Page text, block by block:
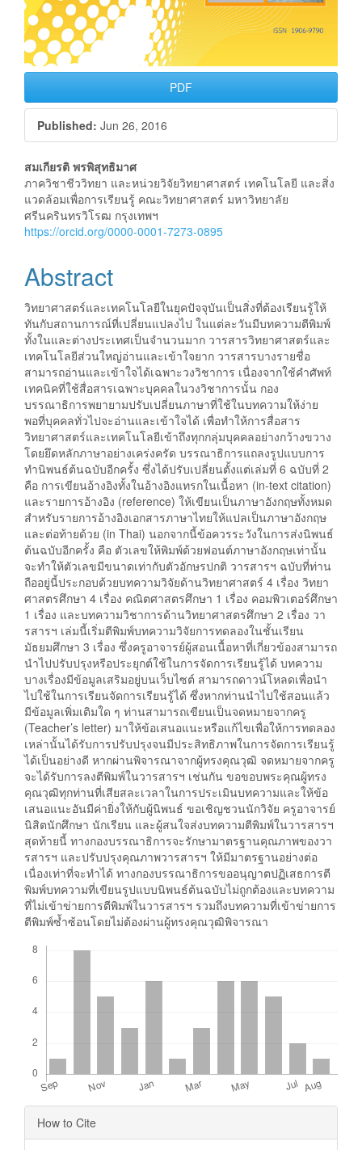
PDF
Published: Jun 26, 2016
Main
Article
Content
สมเกียรติ พรพิสุทธิมาศ
ภาควิชาชีววิทยา และหน่วยวิจัยวิทยาศาสตร์ เทคโนโลยี และสิ่ง
แวดล้อมเพื่อการเรียนรู้ คณะวิทยาศาสตร์ มหาวิทยาลัย
ศรีนครินทรวิโรฒ กรุงเทพฯ
https://orcid.org/0000-0001-7273-0895
Abstract
วิทยาศาสตร์และเทคโนโลยีในยุคปัจจุบันเป็นสิ่งที่ต้องเรียนรู้ให้
ทันกับสถานการณ์ที่เปลี่ยนแปลงไป ในแต่ละวันมีบทความตีพิมพ์
ทั้งในและต่างประเทศเป็นจำนวนมาก วารสารวิทยาศาสตร์และ
เทคโนโลยีส่วนใหญ่อ่านและเข้าใจยาก วารสารบางรายชื่อ
สามารถอ่านและเข้าใจได้เฉพาะวงวิชาการ เนื่องจากใช้คำศัพท์
เทคนิคที่ใช้สื่อสารเฉพาะบุคคลในวงวิชาการนั้น กอง
บรรณาธิการพยายามปรับเปลี่ยนภาษาที่ใช้ในบทความให้ง่าย
พอที่บุคคลทั่วไปจะอ่านและเข้าใจได้ เพื่อทำให้การสื่อสาร
วิทยาศาสตร์และเทคโนโลยีเข้าถึงทุกกลุ่มบุคคลอย่างกว้างขวาง
โดยยึดหลักภาษาอย่างเคร่งครัด บรรณาธิการแถลงรูปแบบการ
ทำนิพนธ์ต้นฉบับอีกครั้ง ซึ่งได้ปรับเปลี่ยนตั้งแต่เล่มที่ 6 ฉบับที่ 2
คือ การเขียนอ้างอิงทั้งในอ้างอิงแทรกในเนื้อหา (in-text citation)
และรายการอ้างอิง (reference) ให้เขียนเป็นภาษาอังกฤษทั้งหมด
สำหรับรายการอ้างอิงเอกสารภาษาไทยให้แปลเป็นภาษาอังกฤษ
และต่อท้ายด้วย (in Thai) นอกจากนี้ข้อควรระวังในการส่งนิพนธ์
ต้นฉบับอีกครั้ง คือ ตัวเลขให้พิมพ์ด้วยฟอนต์ภาษาอังกฤษเท่านั้น
จะทำให้ตัวเลขมีขนาดเท่ากับตัวอักษรปกติ วารสารฯ ฉบับที่ท่าน
ถืออยู่นี้ประกอบด้วยบทความวิจัยด้านวิทยาศาสตร์ 4 เรื่อง วิทยา
ศาสตรศึกษา 4 เรื่อง คณิตศาสตรศึกษา 1 เรื่อง คอมพิวเตอร์ศึกษา
1 เรื่อง และบทความวิชาการด้านวิทยาศาสตรศึกษา 2 เรื่อง วา
รสารฯ เล่มนี้เริ่มตีพิมพ์บทความวิจัยการทดลองในชั้นเรียน
มัธยมศึกษา 3 เรื่อง ซึ่งครูอาจารย์ผู้สอนเนื้อหาที่เกี่ยวข้องสามารถ
นำไปปรับปรุงหรือประยุกต์ใช้ในการจัดการเรียนรู้ได้ บทความ
บางเรื่องมีข้อมูลเสริมอยู่บนเว็บไซต์ สามารถดาวน์โหลดเพื่อนำ
ไปใช้ในการเรียนจัดการเรียนรู้ได้ ซึ่งหากท่านนำไปใช้สอนแล้ว
มีข้อมูลเพิ่มเติมใด ๆ ท่านสามารถเขียนเป็นจดหมายจากครู
(Teacher’s letter) มาให้ข้อเสนอแนะหรือแก้ไขเพื่อให้การทดลอง
เหล่านั้นได้รับการปรับปรุงจนมีประสิทธิภาพในการจัดการเรียนรู้
ได้เป็นอย่างดี หากผ่านพิจารณาจากผู้ทรงคุณวุฒิ จดหมายจากครู
จะได้รับการลงตีพิมพ์ในวารสารฯ เช่นกัน ขอขอบพระคุณผู้ทรง
คุณวุฒิทุกท่านที่เสียสละเวลาในการประเมินบทความและให้ข้อ
เสนอแนะอันมีค่ายิ่งให้กับผู้นิพนธ์ ขอเชิญชวนนักวิจัย ครูอาจารย์
นิสิตนักศึกษา นักเรียน และผู้สนใจส่งบทความตีพิมพ์ในวารสารฯ
สุดท้ายนี้ ทางกองบรรณาธิการจะรักษามาตรฐานคุณภาพของวา
รสารฯ และปรับปรุงคุณภาพวารสารฯ ให้มีมาตรฐานอย่างต่อ
เนื่องเท่าที่จะทำได้ ทางกองบรรณาธิการขออนุญาตปฏิเสธการตี
พิมพ์บทความที่เขียนรูปแบบนิพนธ์ต้นฉบับไม่ถูกต้องและบทความ
ที่ไม่เข้าข่ายการตีพิมพ์ในวารสารฯ รวมถึงบทความที่เข้าข่ายการ
ตีพิมพ์ซ้ำซ้อนโดยไม่ต้องผ่านผู้ทรงคุณวุฒิพิจารณา
Article
How to Cite